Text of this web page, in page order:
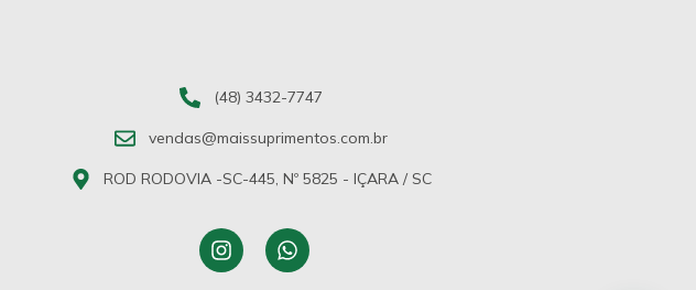
(48) 3432-7747
vendas@maissuprimentos.com.br
ROD RODOVIA -SC-445, Nº 5825 - IÇARA / SC